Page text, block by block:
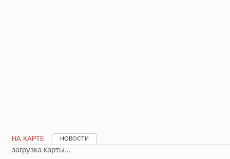
НА КАРТЕ НОВОСТИ
загрузка карты...